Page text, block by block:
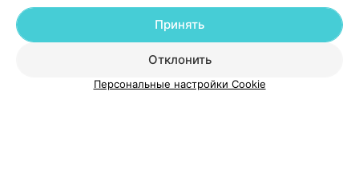
Добавить компанию
Добавить специалиста
Отклонить
Принять
Персональные настройки Cookie